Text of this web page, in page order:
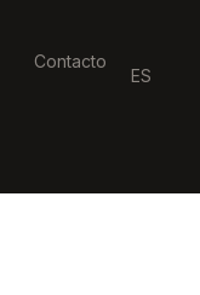
Contacto
ES